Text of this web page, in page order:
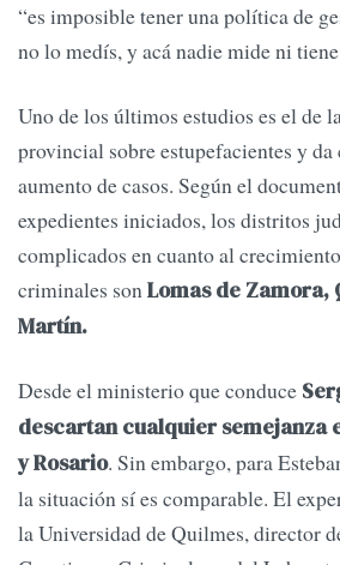
“es imposible tener una política de
no lo medís, y acá nadie mide ni
Uno de los últimos estudios es el de
provincial sobre estupefacientes y da
aumento de casos. Según el
expedientes iniciados, los distritos
complicados en cuanto al
criminales sonLomas de Zamora,
Martín.
Desde el ministerio que conduce
descartan cualquier semejanza
y Rosario. Sin embargo, para
la situación sí es comparable. El
la Universidad de Quilmes, director